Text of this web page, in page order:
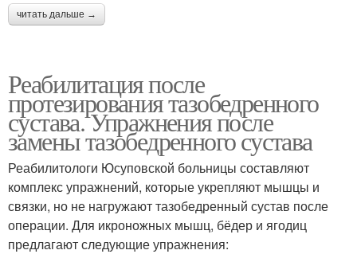
читать дальше →
Реабилитация после
протезирования тазобедренного
сустава. Упражнения после
замены тазобедренного сустава
Реабилитологи Юсуповской больницы составляют
комплекс упражнений, которые укрепляют мышцы и
связки, но не нагружают тазобедренный сустав после
операции. Для икроножных мышц, бёдер и ягодиц
предлагают следующие упражнения: